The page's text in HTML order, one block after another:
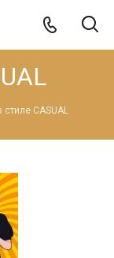
стиле CASUAL